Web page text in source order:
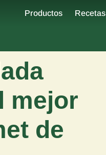
Productos Recetas
mejor
de